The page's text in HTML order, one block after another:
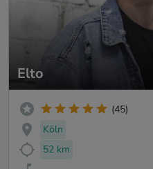
Elto
(45)
Köln
52 km